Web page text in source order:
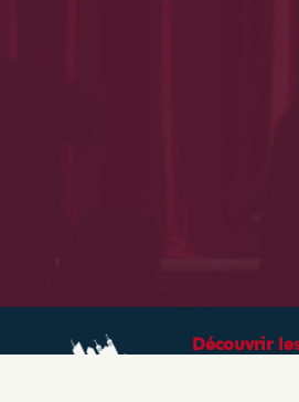
Découvrir